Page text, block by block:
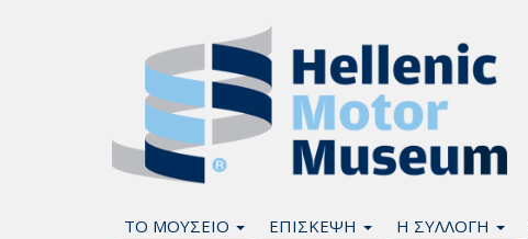
ΤΟ ΜΟΥΣΕΙΟ ΕΠΙΣΚΕΨΗ Η ΣΥΛΛΟΓΗ